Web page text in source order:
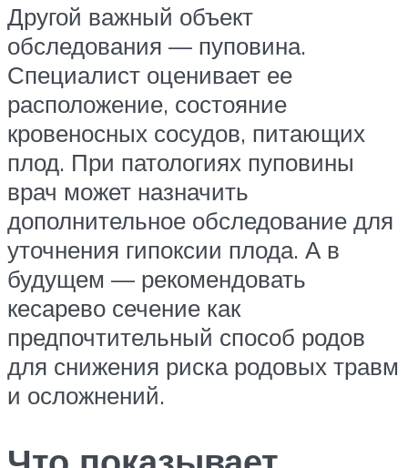
Другой важный объект
обследования — пуповина.
Специалист оценивает ее
расположение, состояние
кровеносных сосудов, питающих
плод. При патологиях пуповины
врач может назначить
дополнительное обследование для
уточнения гипоксии плода. А в
будущем — рекомендовать
кесарево сечение как
предпочтительный способ родов
для снижения риска родовых травм
и осложнений.